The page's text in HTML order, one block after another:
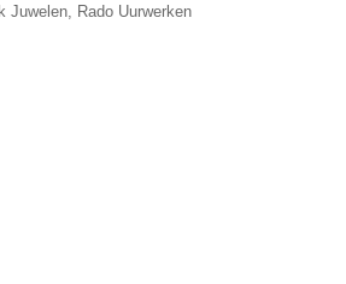
Juwelen, Rado Uurwerken